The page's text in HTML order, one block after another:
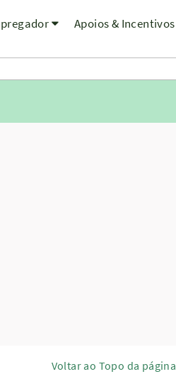
Apoios & Incentivos
Voltar ao Topo da página